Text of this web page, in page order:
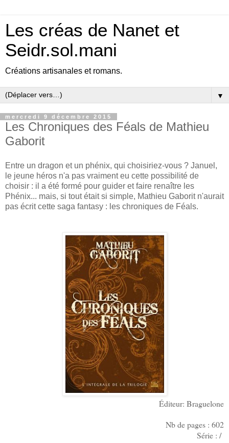
Les créas de Nanet et
Seidr.sol.mani
Créations artisanales et romans.
▼
mercredi 9 décembre 2015
Les Chroniques des Féals de Mathieu
Gaborit
Entre un dragon et un phénix, qui choisiriez-vous ? Januel,
le jeune héros n'a pas vraiment eu cette possibilité de
choisir : il a été formé pour guider et faire renaître les
Phénix... mais, si tout était si simple, Mathieu Gaborit n'aurait
pas écrit cette saga fantasy : les chroniques de Féals.
Éditeur: Braguelone
Nb de pages : 602
Série : /